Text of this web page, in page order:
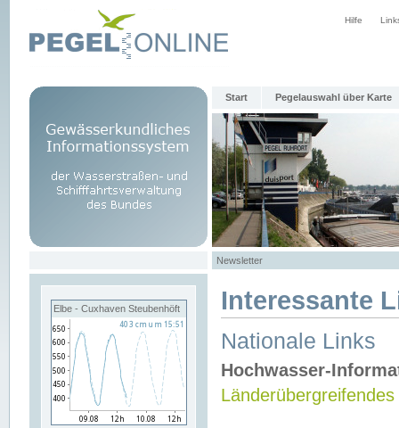
Hilfe
Start Pegelauswahl über Karte
Newsletter
Elbe - Cuxhaven Steubenhöft Interessante
Nationale Links
Hochwasser-